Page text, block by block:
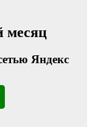
Яндекс